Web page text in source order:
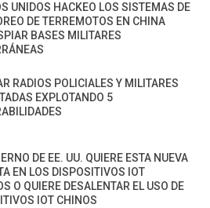
UNIDOS HACKEO LOS SISTEMAS DE
DE TERREMOTOS EN CHINA
BASES MILITARES
RADIOS POLICIALES Y MILITARES
EXPLOTANDO 5
DE EE. UU. QUIERE ESTA NUEVA
EN LOS DISPOSITIVOS IOT
O QUIERE DESALENTAR EL USO DE
IOT CHINOS